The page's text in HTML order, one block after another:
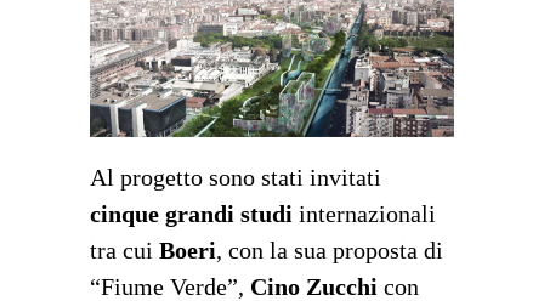
Al progetto sono stati invitati
cinque grandi studi internazionali
tra cui Boeri, con la sua proposta di
“Fiume Verde”, Cino Zucchi con